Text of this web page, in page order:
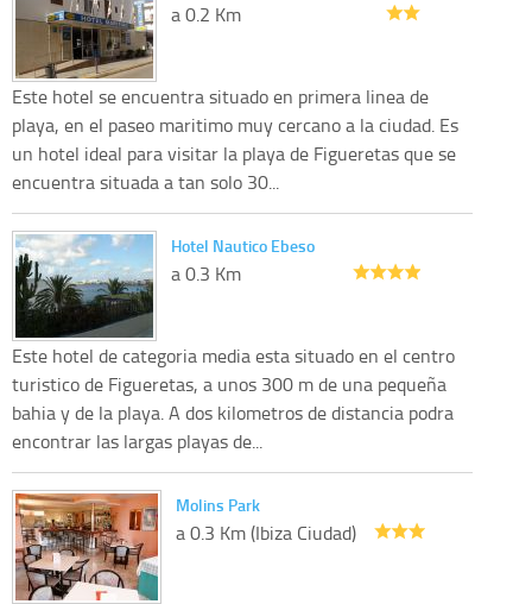
a 0.2 Km
Este hotel se encuentra situado en primera linea de
playa, en el paseo maritimo muy cercano a la ciudad. Es
un hotel ideal para visitar la playa de Figueretas que se
encuentra situada a tan solo 30...
Hotel Nautico Ebeso
a 0.3 Km
Este hotel de categoria media esta situado en el centro
turistico de Figueretas, a unos 300 m de una pequeña
bahia y de la playa. A dos kilometros de distancia podra
encontrar las largas playas de...
Molins Park
a 0.3 Km (Ibiza Ciudad)